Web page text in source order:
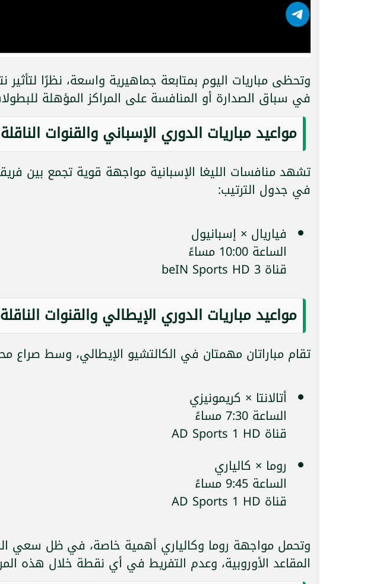
وتحظى مباريات اليوم بمتابعة جماهيرية واسعة، نظرًا
في سباق الصدارة أو المنافسة على المراكز المؤهلة
مواعيد مباريات الدوري الإسباني والقنوات الناقلة
تشهد منافسات الليغا الإسبانية مواجهة قوية تجمع بين
في جدول الترتيب:
فياريال × إسبانيول
الساعة 10:00 مساءً
قناة beIN Sports HD 3
مواعيد مباريات الدوري الإيطالي والقنوات الناقلة
تقام مباراتان مهمتان في الكالتشيو الإيطالي، وسط صراع
أتالانتا × كريمونيزي
الساعة 7:30 مساءً
قناة AD Sports 1 HD
روما × كالياري
الساعة 9:45 مساءً
قناة AD Sports 1 HD
وتحمل مواجهة روما وكالياري أهمية خاصة، في ظل سعي
المقاعد الأوروبية، وعدم التفريط في أي نقطة خلال هذه